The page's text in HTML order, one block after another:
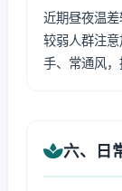
近期昼夜温
较弱人群注
手、常通风，
六、日